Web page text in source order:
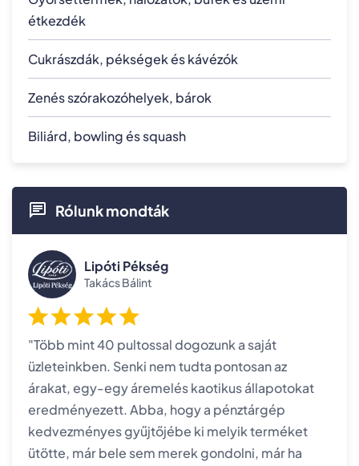
étkezdék
Cukrászdák, pékségek és kávézók
Zenés szórakozóhelyek, bárok
Biliárd, bowling és squash
Rólunk mondták
Lipóti Pékség
Takács Bálint
"Több mint 40 pultossal dogozunk a saját
üzleteinkben. Senki nem tudta pontosan az
árakat, egy-egy áremelés kaotikus állapotokat
eredményezett. Abba, hogy a pénztárgép
kedvezményes gyűjtőjébe ki melyik terméket
ütötte, már bele sem merek gondolni, már ha